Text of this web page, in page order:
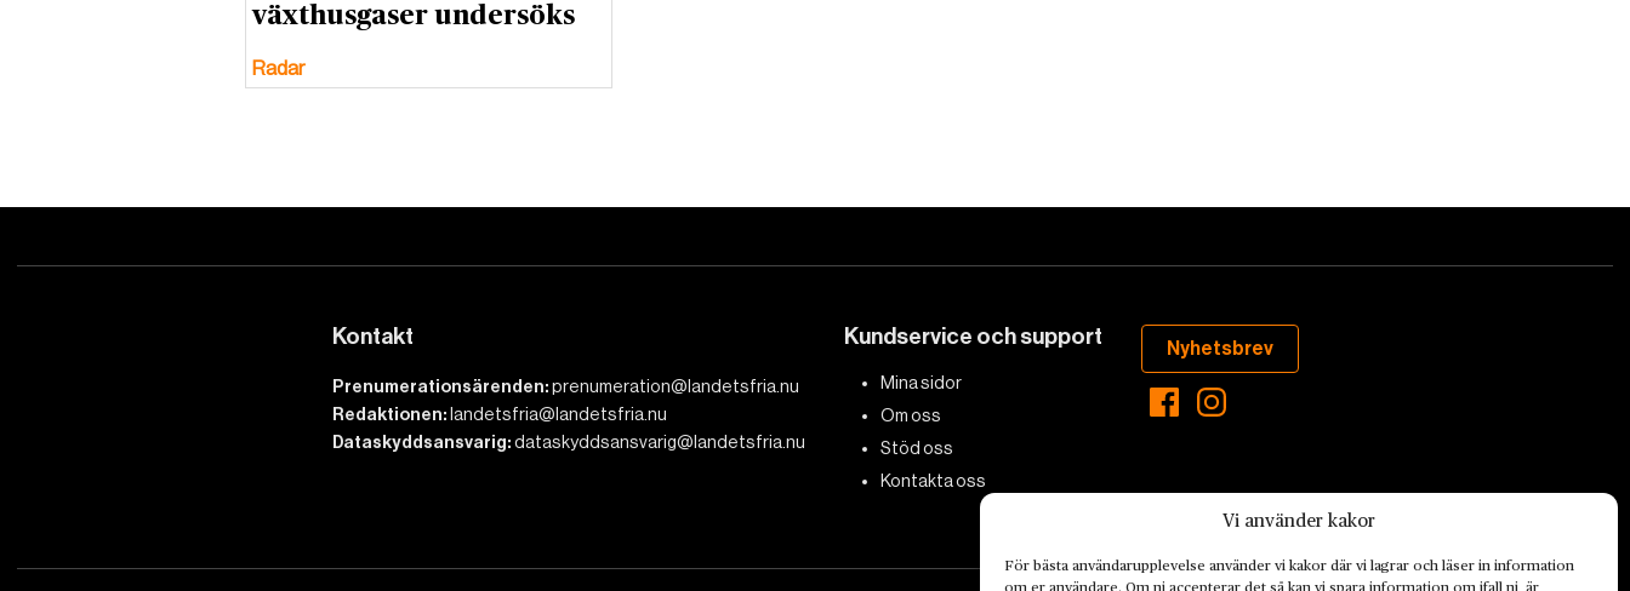
Vi använder kakor
För bästa användarupplevelse använder vi kakor där vi lagrar och läser in information
växthusgaser undersöks
Radar
Kontakt
Prenumerationsärenden:prenumeration@landetsfria.nu
Redaktionen: landetsfria@landetsfria.nu
Dataskyddsansvarig:dataskyddsansvarig@landetsfria.nu
Kundservice och support
Mina sidor
Om oss
Stöd oss
Kontakta oss
Nyhetsbrev